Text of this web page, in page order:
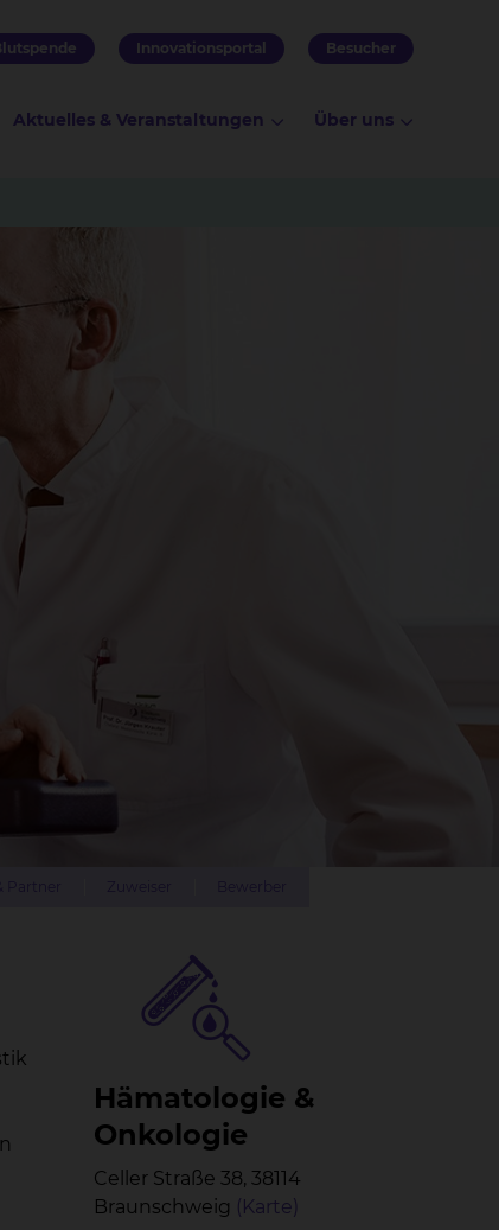
Innovationsportal Besucher
Aktuelles & Veranstaltungen Über uns
Hä­ma­to­lo­gie &
On­ko­lo­gie
Celler Straße 38, 38114
Braunschweig (Karte)